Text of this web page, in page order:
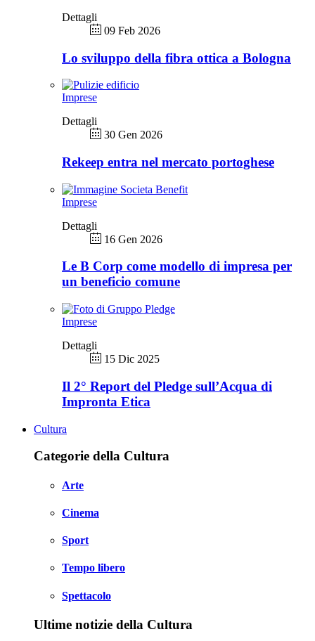
Dettagli
09 Feb 2026
Lo sviluppo della fibra ottica a Bologna
Imprese
Dettagli
30 Gen 2026
Rekeep entra nel mercato portoghese
Imprese
Dettagli
16 Gen 2026
Le B Corp come modello di impresa per
un beneficio comune
Imprese
Dettagli
15 Dic 2025
Il 2° Report del Pledge sull’Acqua di
Impronta Etica
Cultura
Categorie della Cultura
Arte
Cinema
Sport
Tempo libero
Spettacolo
Ultime notizie della Cultura